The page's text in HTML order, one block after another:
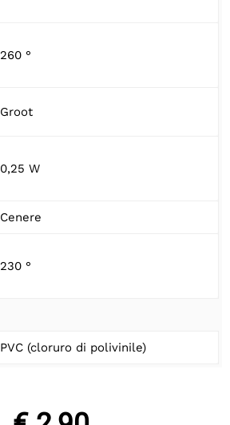
260 °
Groot
0,25 W
Cenere
230 °
PVC (cloruro di polivinile)